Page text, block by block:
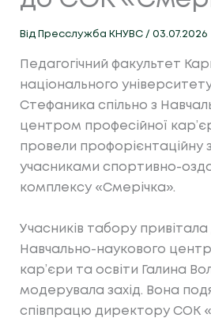
Від Пресслужба КНУВС / 03.07.2026
Педагогічний факультет
національного
Стефаника спільно з
центром професійної
провели профорієнтаційну
учасниками спортивно-
комплексу «Смерічка».
Учасників табору
Навчально-наукового
кар’єри та освіти Галина
модерувала захід. Вона
співпрацю директору СОК